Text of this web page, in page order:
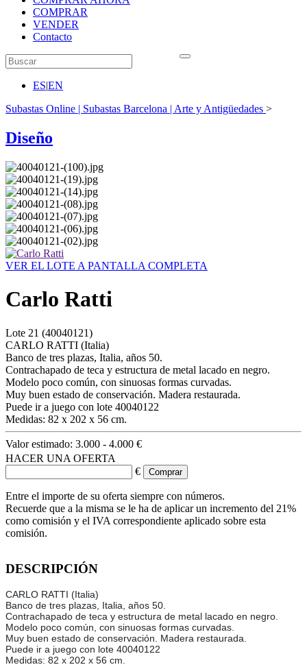
COMPRAR
VENDER
Contacto
ES|EN
Subastas Online | Subastas Barcelona | Arte y Antigüedades >
Diseño
VER EL LOTE A PANTALLA COMPLETA
Carlo Ratti
Lote 21 (40040121)
CARLO RATTI (Italia)
Banco de tres plazas, Italia, años 50.
Contrachapado de teca y estructura de metal lacado en negro.
Modelo poco común, con sinuosas formas curvadas.
Muy buen estado de conservación. Madera restaurada.
Puede ir a juego con lote 40040122
Medidas: 82 x 202 x 56 cm.
Valor estimado: 3.000 - 4.000 €
HACER UNA OFERTA
€
Entre el importe de su oferta siempre con números.
Recuerde que a la misma se le ha de aplicar un incremento del 21%
como comisión y el IVA correspondiente aplicado sobre esta
comisión.
DESCRIPCIÓN
CARLO RATTI (Italia)
Banco de tres plazas, Italia, años 50.
Contrachapado de teca y estructura de metal lacado en negro.
Modelo poco común, con sinuosas formas curvadas.
Muy buen estado de conservación. Madera restaurada.
Puede ir a juego con lote 40040122
Medidas: 82 x 202 x 56 cm.